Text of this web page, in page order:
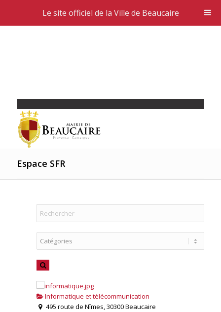
Espace SFR
Informatique et télécommunication
495 route de Nîmes, 30300 Beaucaire
Le site officiel de la Ville de Beaucaire